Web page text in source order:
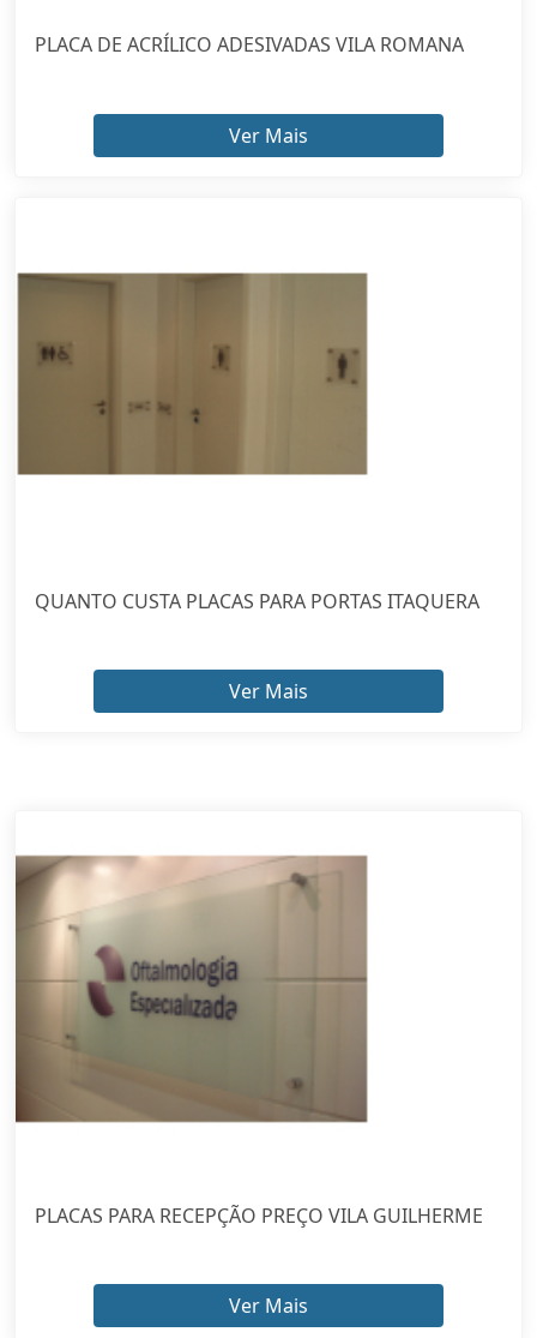
PLACA DE ACRÍLICO ADESIVADAS VILA ROMANA
Ver Mais
QUANTO CUSTA PLACAS PARA PORTAS ITAQUERA
Ver Mais
PLACAS PARA RECEPÇÃO PREÇO VILA GUILHERME
Ver Mais